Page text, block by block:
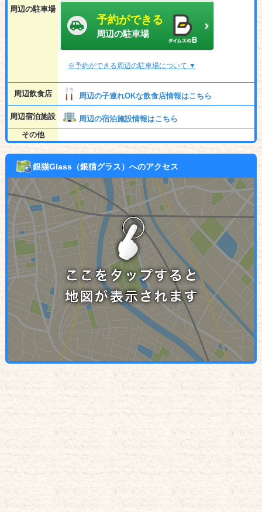
周辺の駐車場
予約ができる
周辺の駐車場
※予約ができる周辺の駐車場について ▼
周辺飲食店 周辺の子連れOKな飲食店情報はこちら
周辺宿泊施設
周辺の宿泊施設情報はこちら
その他
銀猫Glass（銀猫グラス）へのアクセス